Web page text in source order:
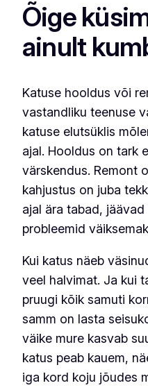
Õige
ainult
Katuse hooldus või
vastandliku teenuse
katuse elutsüklis
ajal. Hooldus on tark
värskendus. Remont
kahjustus on juba
ajal ära tabad,
probleemid
Kui katus näeb
veel halvimat. Ja kui
pruugi kõik samuti
samm on lasta
väike mure kasvab
katus peab kauem,
iga kord koju jõudes